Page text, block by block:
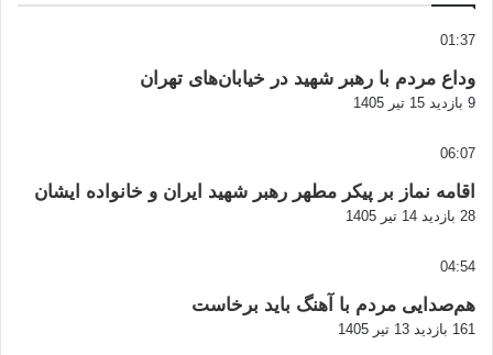
01:37
وداع مردم با رهبر شهید در خیابان‌های تهران
9 بازدید 15 تیر 1405
06:07
اقامه نماز بر پیکر مطهر رهبر شهید ایران و خانواده ایشان
28 بازدید 14 تیر 1405
04:54
هم‌صدایی مردم با آهنگ باید برخاست
161 بازدید 13 تیر 1405